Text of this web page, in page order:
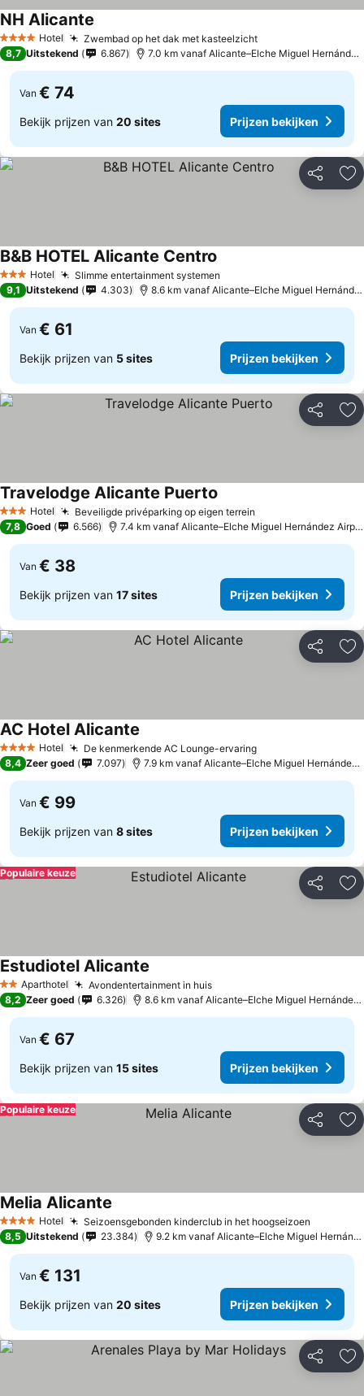
4 SterrenHotel Zwembad op het dak met kasteelzicht
NH Alicante
8,7 Uitstekend 6.867 7.0 km vanaf Alicante–Elche Miguel Hernández Airport
Van € 74
Bekijk prijzen van 20 sites Prijzen bekijken
Delen
3 SterrenHotel Slimme entertainment systemen
B&B HOTEL Alicante Centro
9,1 Uitstekend 4.303 8.6 km vanaf Alicante–Elche Miguel Hernández Airport
Van € 61
Bekijk prijzen van 5 sites Prijzen bekijken
Delen
3 SterrenHotel Beveiligde privéparking op eigen terrein
Travelodge Alicante Puerto
7,8 Goed 6.566 7.4 km vanaf Alicante–Elche Miguel Hernández Airport
Van € 38
Bekijk prijzen van 17 sites Prijzen bekijken
Delen
4 SterrenHotel De kenmerkende AC Lounge-ervaring
AC Hotel Alicante
8,4 Zeer goed 7.097 7.9 km vanaf Alicante–Elche Miguel Hernández Airport
Van € 99
Bekijk prijzen van 8 sites Prijzen bekijken
Delen
Populaire keuze
2 SterrenAparthotel Avondentertainment in huis
Estudiotel Alicante
8,2 Zeer goed 6.326 8.6 km vanaf Alicante–Elche Miguel Hernández Airport
Van € 67
Bekijk prijzen van 15 sites Prijzen bekijken
Delen
Populaire keuze
4 SterrenHotel Seizoensgebonden kinderclub in het hoogseizoen
Melia Alicante
8,5 Uitstekend 23.384 9.2 km vanaf Alicante–Elche Miguel Hernández Airport
Van € 131
Bekijk prijzen van 20 sites Prijzen bekijken
Delen